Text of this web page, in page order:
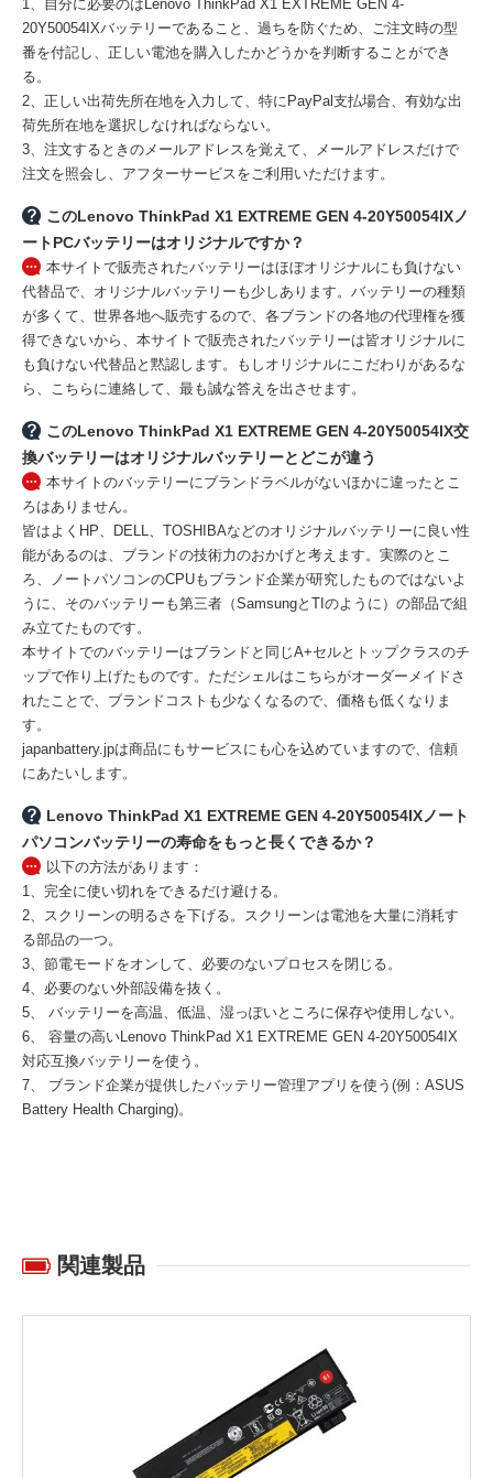
1、自分に必要のはLenovo ThinkPad X1 EXTREME GEN 4-
20Y50054IXバッテリーであること、過ちを防ぐため、ご注文時の型
番を付記し、正しい電池を購入したかどうかを判断することができ
る。
2、正しい出荷先所在地を入力して、特にPayPal支払場合、有効な出
荷先所在地を選択しなければならない。
3、注文するときのメールアドレスを覚えて、メールアドレスだけで
注文を照会し、アフターサービスをご利用いただけます。
このLenovo ThinkPad X1 EXTREME GEN 4-20Y50054IXノ
ートPCバッテリーはオリジナルですか？
本サイトで販売されたバッテリーはほぼオリジナルにも負けない
代替品で、オリジナルバッテリーも少しあります。バッテリーの種類
が多くて、世界各地へ販売するので、各ブランドの各地の代理権を獲
得できないから、本サイトで販売されたバッテリーは皆オリジナルに
も負けない代替品と黙認します。もしオリジナルにこだわりがあるな
ら、こちらに連絡して、最も誠な答えを出させます。
このLenovo ThinkPad X1 EXTREME GEN 4-20Y50054IX交
換バッテリーはオリジナルバッテリーとどこが違う
本サイトのバッテリーにブランドラベルがないほかに違ったとこ
ろはありません。
皆はよくHP、DELL、TOSHIBAなどのオリジナルバッテリーに良い性
能があるのは、ブランドの技術力のおかげと考えます。実際のとこ
ろ、ノートパソコンのCPUもブランド企業が研究したものではないよ
うに、そのバッテリーも第三者（SamsungとTIのように）の部品で組
み立てたものです。
本サイトでのバッテリーはブランドと同じA+セルとトップクラスのチ
ップで作り上げたものです。ただシェルはこちらがオーダーメイドさ
れたことで、ブランドコストも少なくなるので、価格も低くなりま
す。
japanbattery.jpは商品にもサービスにも心を込めていますので、信頼
にあたいします。
Lenovo ThinkPad X1 EXTREME GEN 4-20Y50054IXノート
パソコンバッテリーの寿命をもっと長くできるか？
以下の方法があります：
1、完全に使い切れをできるだけ避ける。
2、スクリーンの明るさを下げる。スクリーンは電池を大量に消耗す
る部品の一つ。
3、節電モードをオンして、必要のないプロセスを閉じる。
4、必要のない外部設備を抜く。
5、 バッテリーを高温、低温、湿っぽいところに保存や使用しない。
6、 容量の高いLenovo ThinkPad X1 EXTREME GEN 4-20Y50054IX
対応互換バッテリーを使う。
7、 ブランド企業が提供したバッテリー管理アプリを使う(例：ASUS
Battery Health Charging)。
関連製品